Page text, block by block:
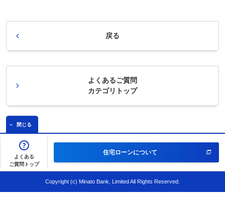
戻る
よくあるご質問
カテゴリトップ
閉じる
よくある
ご質問トップ
住宅ローンについて
Copyright (c) Minato Bank, Limited All Rights Reserved.